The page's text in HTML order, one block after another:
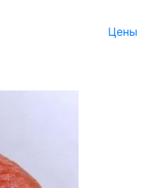
Цены